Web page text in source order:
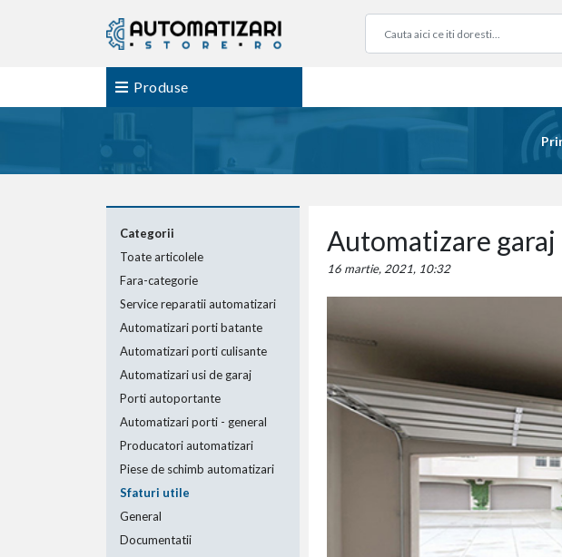
Produse
Categorii
Toate articolele
Fara-categorie
Service reparatii automatizari
Automatizari porti batante
Automatizari porti culisante
Automatizari usi de garaj
Porti autoportante
Automatizari porti - general
Producatori automatizari
Piese de schimb automatizari
Sfaturi utile
General
Documentatii
Automatizare
16 martie, 2021, 10:32